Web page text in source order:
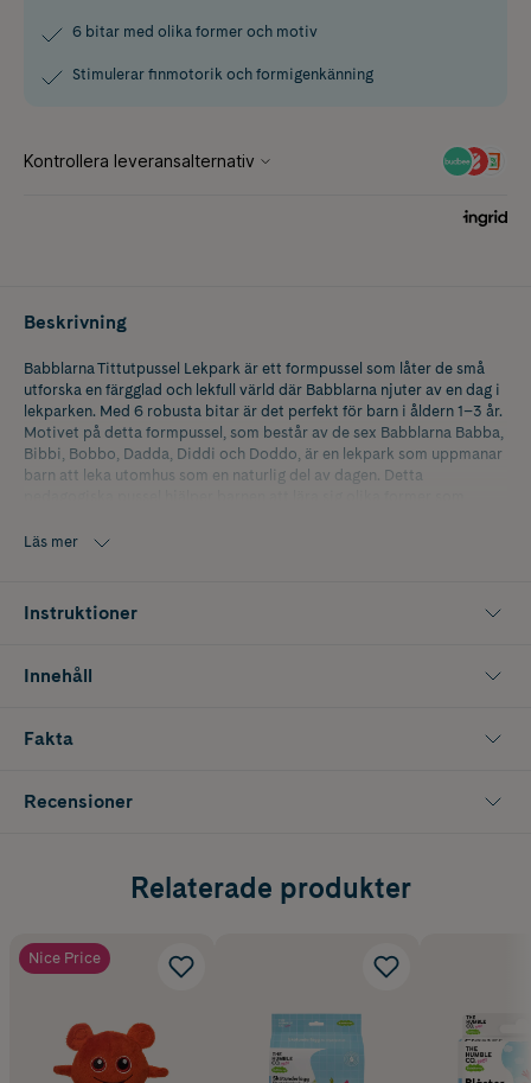
6 bitar med olika former och motiv
Stimulerar finmotorik och formigenkänning
Beskrivning
Babblarna Tittutpussel Lekpark är ett formpussel som låter de små
utforska en färgglad och lekfull värld där Babblarna njuter av en dag i
lekparken. Med 6 robusta bitar är det perfekt för barn i åldern 1–3 år.
Motivet på detta formpussel, som består av de sex Babblarna Babba,
Bibbi, Bobbo, Dadda, Diddi och Doddo, är en lekpark som uppmanar
barn att leka utomhus som en naturlig del av dagen. Detta
finmotorik och problemlösningsförmåga.
från ett ansvarsfullt skogsbruk, det vill säga ett skogsbruk som tar
hänsyn till människor och miljö.
Antal bitar: 6 st
Läs mer
Instruktioner
Innehåll
Fakta
Recensioner
Relaterade produkter
Nice Price